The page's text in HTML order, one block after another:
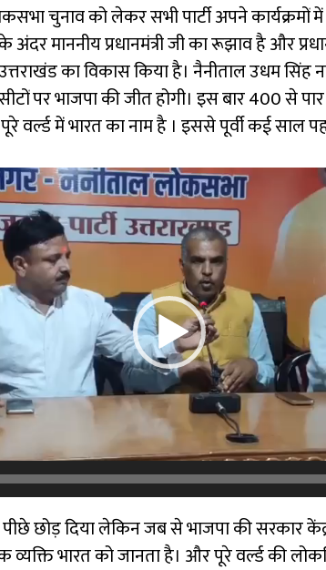
चुनाव को लेकर सभी पार्टी अपने
अंदर माननीय प्रधानमंत्री जी का रूझाव है और
का विकास किया है। नैनीताल उधम
पर भाजपा की जीत होगी। इस बार 400 से
वर्ल्ड में भारत का नाम है । इससे पूर्वी कई साल
छोड़ दिया लेकिन जब से भाजपा की सरकार
भारत को जानता है। और पूरे वर्ल्ड की